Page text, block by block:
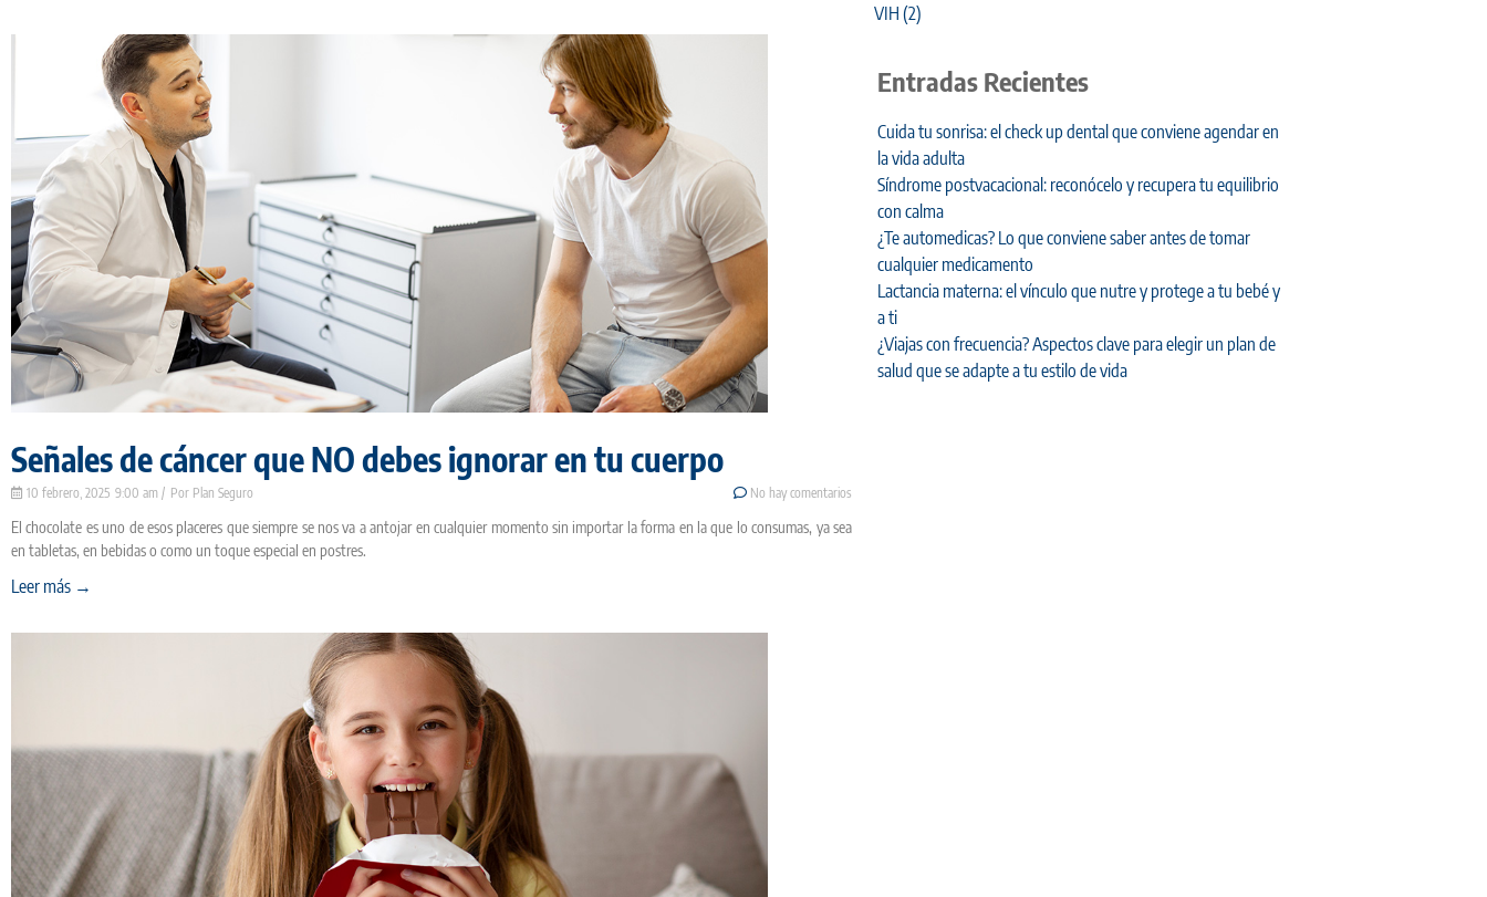
Señales de cáncer que NO debes ignorar en tu cuerpo
Plan Seguro
10 febrero, 2025 9:00 am No hay comentarios
El chocolate es uno de esos placeres que siempre se nos va a antojar en cualquier momento sin importar la forma en la que lo consumas, ya sea
en tabletas, en bebidas o como un toque especial en postres.
Leer más →
VIH (2)
Entradas Recientes
Cuida tu sonrisa: el check up dental que conviene agendar en
la vida adulta
Síndrome postvacacional: reconócelo y recupera tu equilibrio
con calma
¿Te automedicas? Lo que conviene saber antes de tomar
cualquier medicamento
Lactancia materna: el vínculo que nutre y protege a tu bebé y
a ti
¿Viajas con frecuencia? Aspectos clave para elegir un plan de
salud que se adapte a tu estilo de vida